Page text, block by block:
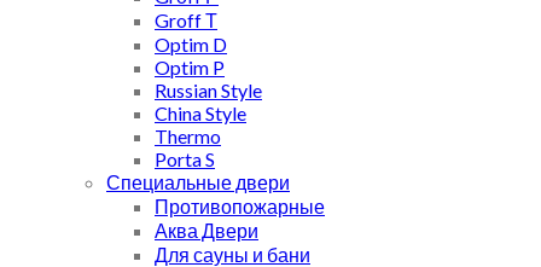
Groff Т
Optim D
Optim P
Russian Style
China Style
Thermo
Porta S
Специальные двери
Противопожарные
Аква Двери
Для сауны и бани